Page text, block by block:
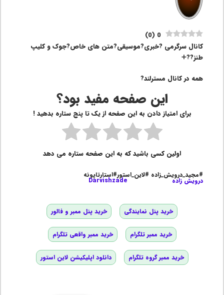
0
(
0
)
کانال سرگرمی ?خبری?موسیقی?متن های خاص?جوک و کلیپ
طنز??➕
همه در کانال مسترلند?
این صفحه مفید بود؟
برای امتیاز دادن به این صفحه از یک تا پنج ستاره بدهید !
اولین کسی باشید که به این صفحه ستاره می دهد
#مجید_درویش_زاده #لاین_استور#استارتاپونه
درویش زاده Darvishzade
خرید پنل نمایندگی خرید پنل ممبر و فالور
خرید ممبر تلگرام خرید ممبر واقعی تلگرام
خرید ممبر گروه تلگرام دانلود اپلیکیشن لاین استور